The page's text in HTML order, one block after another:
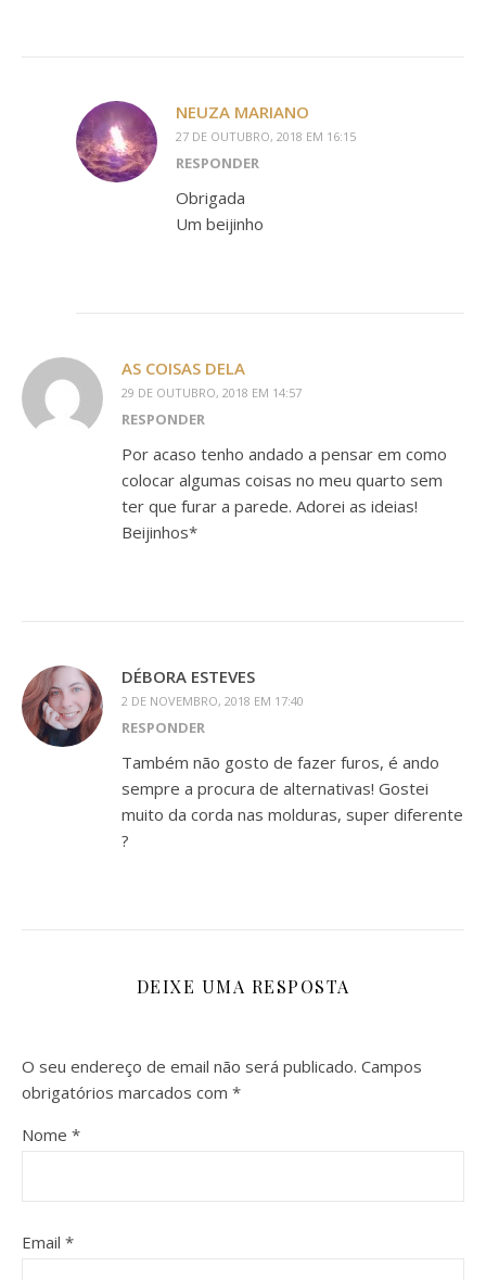
NEUZA MARIANO
27 DE OUTUBRO, 2018 EM 16:15
RESPONDER
Obrigada
Um beijinho
AS COISAS DELA
29 DE OUTUBRO, 2018 EM 14:57
RESPONDER
Por acaso tenho andado a pensar em como
colocar algumas coisas no meu quarto sem
ter que furar a parede. Adorei as ideias!
Beijinhos*
DÉBORA ESTEVES
2 DE NOVEMBRO, 2018 EM 17:40
RESPONDER
Também não gosto de fazer furos, é ando
sempre a procura de alternativas! Gostei
muito da corda nas molduras, super diferente
?
DEIXE UMA RESPOSTA
O seu endereço de email não será publicado. Campos
obrigatórios marcados com *
Nome *
Email *